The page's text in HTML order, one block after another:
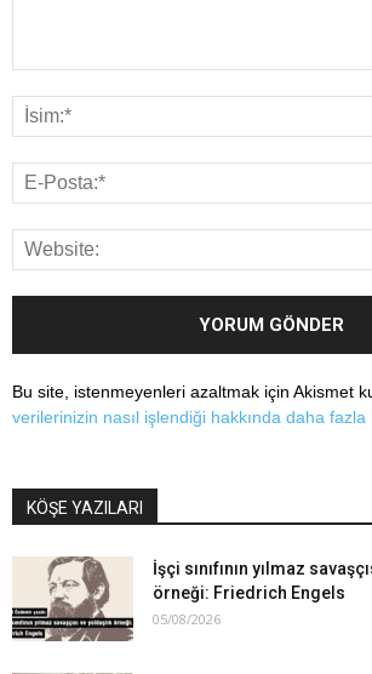
Bu site, istenmeyenleri azaltmak için Akismet
verilerinizin nasıl işlendiği hakkında daha fazla
KÖŞE YAZILARI
İşçi sınıfının yılmaz
örneği: Friedrich Engels
05/08/2026